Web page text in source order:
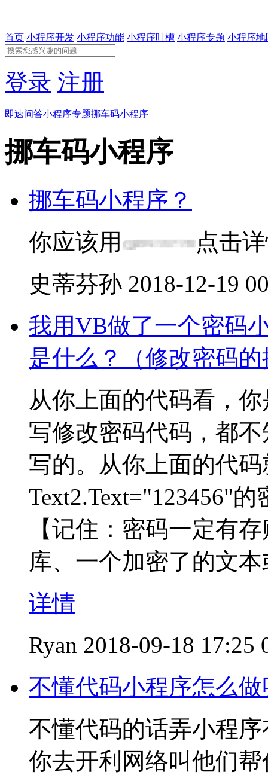
首页 小程序开发 小程序功能 小程序吐槽 小程序专题 小程序地
登录 注册
即速问答小程序专题挪车码小程序
挪车码小程序
挪车码小程序？
你应该用
点击
史蒂芬孙 2018-12-19
我用VB做了一个密码
是什么？（修改密码
从你上面的代码看，
写修改密码代码，都
写的。从你上面的代
Text2.Text="123456"
【记住：密码一定有
库、一个加密了的文
详情
Ryan 2018-09-18 17:25
不懂代码小程序怎么
不懂代码的话弄小程
你去开利网络叫他们